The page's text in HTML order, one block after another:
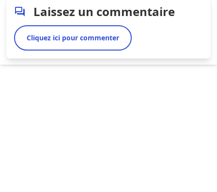
Laissez un commentaire
Cliquez ici pour commenter